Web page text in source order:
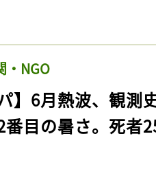
・NGO
】6月熱波、観
番目の暑さ。死者
会員登録